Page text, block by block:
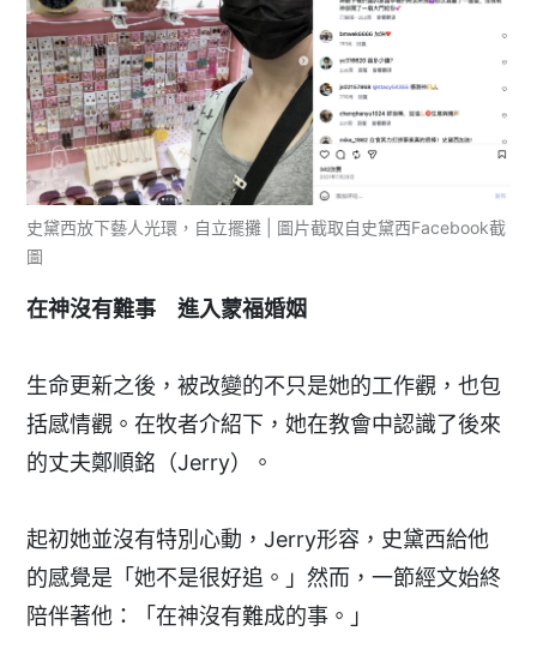
史黛西放下藝人光環，自立擺攤 | 圖片截取自史黛西Facebook截
圖
在神沒有難事 進入蒙福婚姻
生命更新之後，被改變的不只是她的工作觀，也包
括感情觀。在牧者介紹下，她在教會中認識了後來
的丈夫鄭順銘（Jerry）。
起初她並沒有特別心動，Jerry形容，史黛西給他
的感覺是「她不是很好追。」然而，一節經文始終
陪伴著他：「在神沒有難成的事。」